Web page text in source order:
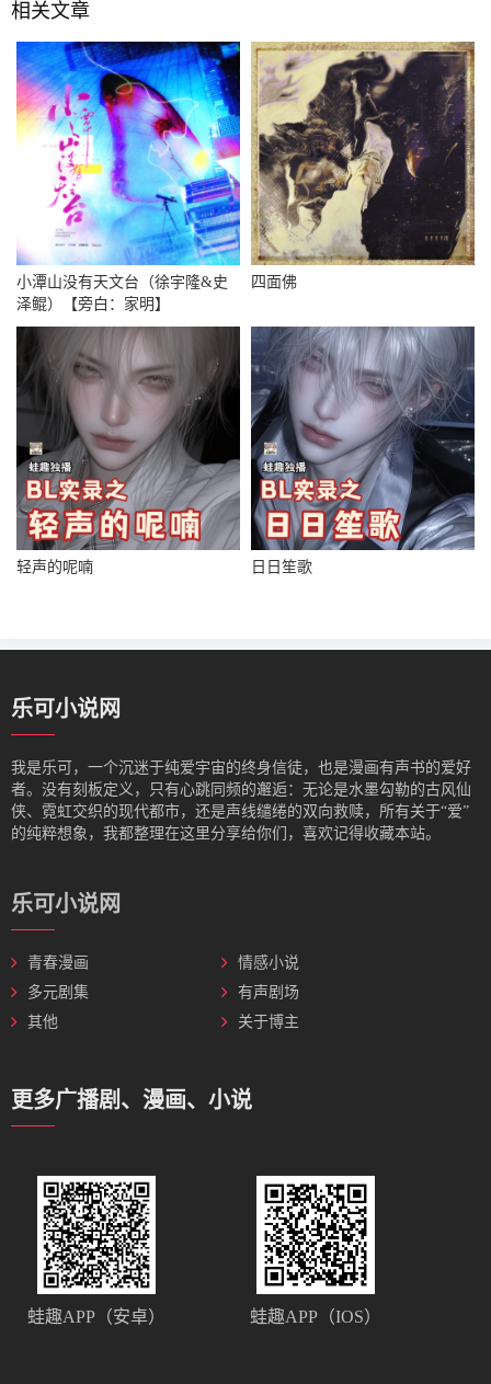
相关文章
小潭山没有天文台（徐宇隆&史
泽鲲）【旁白：家明】
四面佛
轻声的呢喃 日日笙歌
乐可小说网
我是‌乐可，一个沉迷于纯爱宇宙的终身信徒，也是漫画有声书的爱好
者。没有刻板定义，只有心跳同频的邂逅：无论是水墨勾勒的古风仙
侠、霓虹交织的现代都市，还是声线缱绻的双向救赎，所有关于“爱”
的纯粹想象，我都整理在这里分享给你们，喜欢记得收藏本站。
乐可小说网
青春漫画
情感小说
多元剧集
有声剧场
其他
关于博主
更多广播剧、漫画、小说
蛙趣APP（安卓） 蛙趣APP（IOS）